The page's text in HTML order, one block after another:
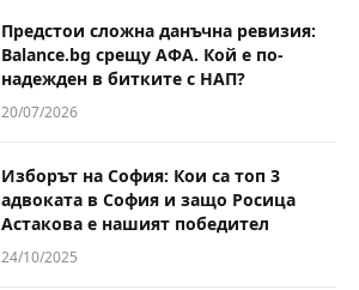
Предстои сложна данъчна ревизия:
Balance.bg срещу АФА. Кой е по-
надежден в битките с НАП?
20/07/2026
Изборът на София: Кои са топ 3
адвоката в София и защо Росица
Астакова е нашият победител
24/10/2025